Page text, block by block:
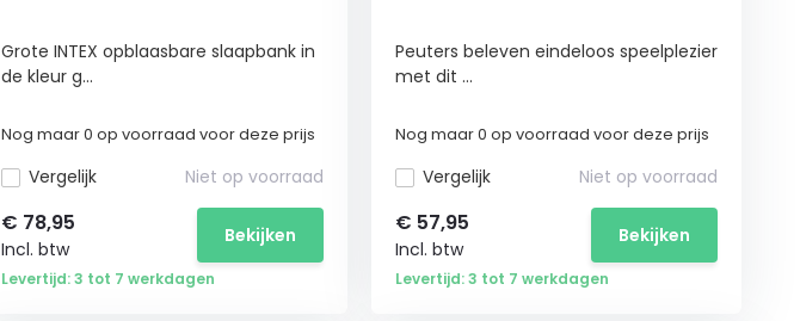
Grote INTEX opblaasbare slaapbank in
de kleur g...
Nog maar 0 op voorraad voor deze prijs
Vergelijk Niet op voorraad
€ 78,95
Incl. btw
Bekijken
Levertijd: 3 tot 7 werkdagen
Peuters beleven eindeloos speelplezier
met dit ...
Nog maar 0 op voorraad voor deze prijs
Vergelijk Niet op voorraad
€ 57,95
Incl. btw
Bekijken
Levertijd: 3 tot 7 werkdagen